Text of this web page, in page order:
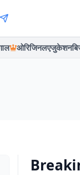
ओरिजिनलएजुकेशन